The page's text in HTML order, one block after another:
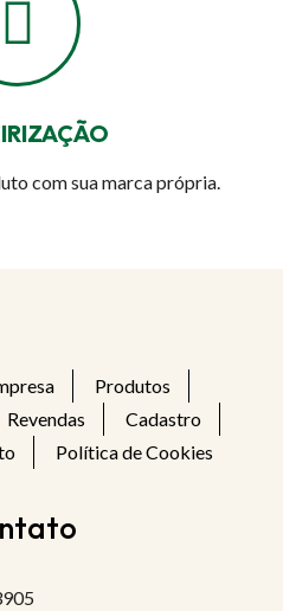
com sua marca própria.
Produtos
Revendas
Cadastro
Política de Cookies